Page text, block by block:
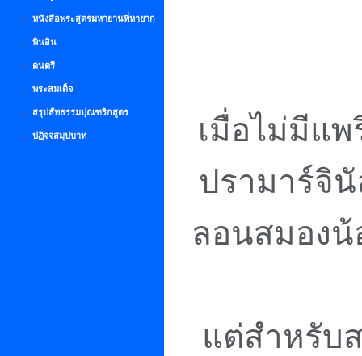
หนังสือพระสูตรมหายานที่หายาก
พินอิน
ดนตรี
พระสมเด็จ
สรุปสัทธรรมปุณฑริกสูตร
ปฏิจจสมุปบาท
เมื่อไม่มีแ
ปรามาร์จิ
ลอนสมองน้
แต่สำหรับ